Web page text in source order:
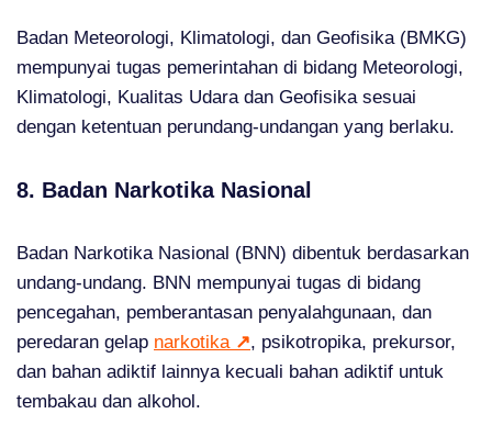
Badan Meteorologi, Klimatologi, dan Geofisika (BMKG)
mempunyai tugas pemerintahan di bidang Meteorologi,
Klimatologi, Kualitas Udara dan Geofisika sesuai
dengan ketentuan perundang-undangan yang berlaku.
8. Badan Narkotika Nasional
Badan Narkotika Nasional (BNN) dibentuk berdasarkan
undang-undang. BNN mempunyai tugas di bidang
pencegahan, pemberantasan penyalahgunaan, dan
peredaran gelap narkotika ↗, psikotropika, prekursor,
dan bahan adiktif lainnya kecuali bahan adiktif untuk
tembakau dan alkohol.